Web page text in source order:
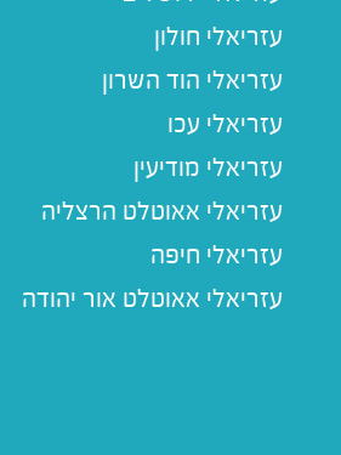
עזריאלי חולון
עזריאלי הוד השרון
עזריאלי עכו
עזריאלי מודיעין
עזריאלי אאוטלט הרצליה
עזריאלי חיפה
עזריאלי אאוטלט אור יהודה